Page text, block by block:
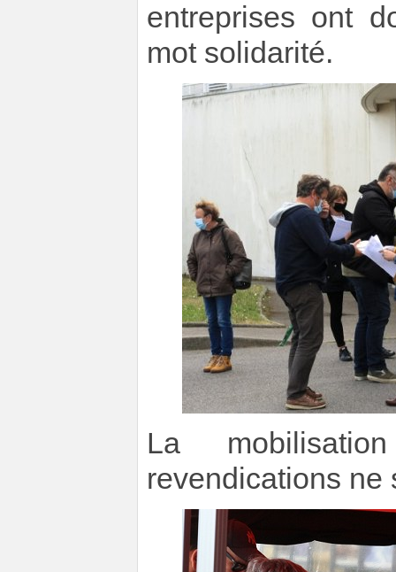
entreprises ont
mot solidarité.
La
revendications ne